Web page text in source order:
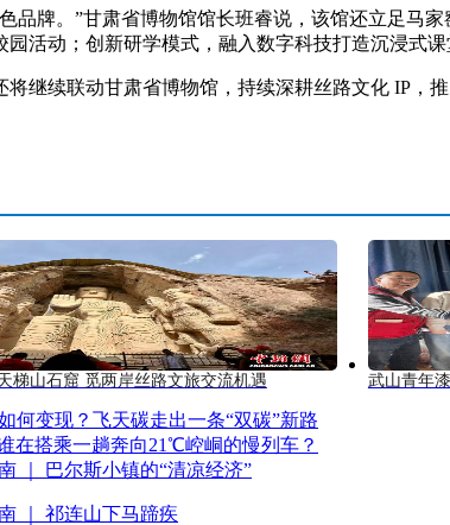
牌。”甘肃省博物馆馆长班睿说，该馆还立足马家
园活动；创新研学模式，融入数字科技打造沉浸式
续联动甘肃省博物馆，持续深耕丝路文化 IP，推
梯山石窟 觅两岸丝路文旅交流机遇 武山青年
何变现？飞天碳走出一条“双碳”新路
在搭乘一趟奔向21℃崆峒的慢列车？
｜ 巴尔斯小镇的“清凉经济”
｜ 祁连山下马蹄疾